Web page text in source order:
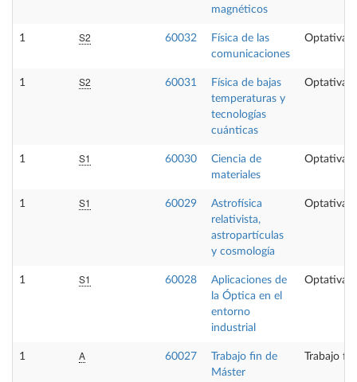
magnéticos
1 S2 60032
Física de las
comunicaciones
Optativa
1 S2 60031
Física de bajas
temperaturas y
tecnologías
cuánticas
Optativa
1 S1 60030
Ciencia de
materiales
Optativa
1 S1 60029
Astrofísica
relativista,
astropartículas
y cosmología
Optativa
1 S1 60028
Aplicaciones de
la Óptica en el
entorno
industrial
Optativa
1 A 60027
Trabajo fin de
Máster
Trabajo